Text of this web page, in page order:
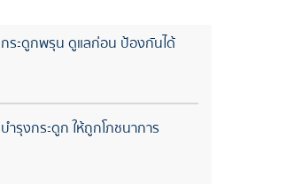
กระดูกพรุน ดูแลก่อน ป้องกันได้
บำรุงกระดูก ให้ถูกโภชนาการ